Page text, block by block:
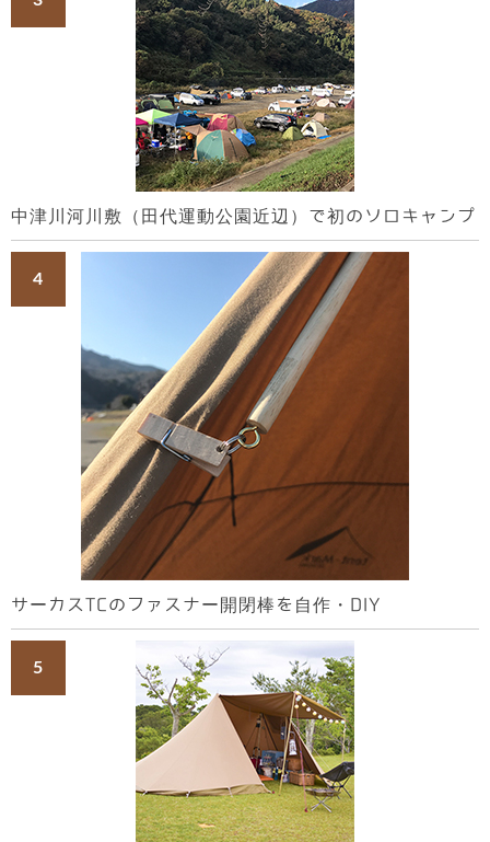
中津川河川敷（田代運動公園近辺）で初のソロキャンプ
サーカスTCのファスナー開閉棒を自作・DIY